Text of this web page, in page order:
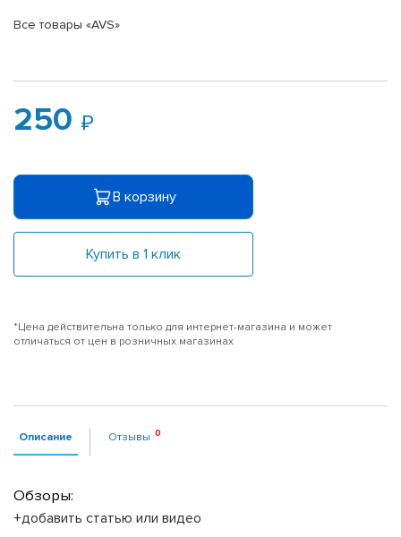
Все товары «AVS»
250
В корзину
Купить в 1 клик
*Цена действительна только для интернет-магазина и может
отличаться от цен в розничных магазинах
Описание Отзывы
Обзоры:
+добавить статью или видео